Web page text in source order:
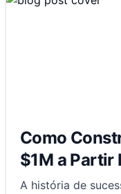
Como
$1M a Partir
A história de